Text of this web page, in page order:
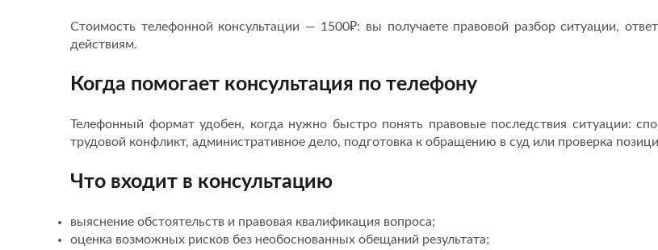
Стоимость телефонной консультации — 1500₽: вы получаете правовой разбор ситуации,
действиям.
Когда помогает консультация по телефону
Телефонный формат удобен, когда нужно быстро понять правовые последствия ситуации:
трудовой конфликт, административное дело, подготовка к обращению в суд или проверка
Что входит в консультацию
выяснение обстоятельств и правовая квалификация вопроса;
оценка возможных рисков без необоснованных обещаний результата;